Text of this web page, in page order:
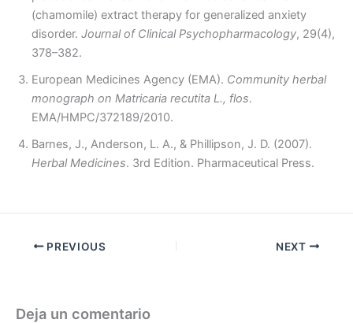
(chamomile) extract therapy for generalized anxiety
disorder. Journal of Clinical Psychopharmacology, 29(4),
378–382.
European Medicines Agency (EMA). Community herbal
monograph on Matricaria recutita L., flos.
EMA/HMPC/372189/2010.
Barnes, J., Anderson, L. A., & Phillipson, J. D. (2007).
Herbal Medicines. 3rd Edition. Pharmaceutical Press.
PREVIOUS NEXT
Deja un comentario